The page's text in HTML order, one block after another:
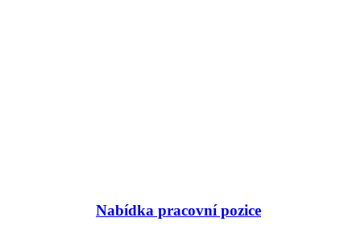
Nabídka pracovní pozice